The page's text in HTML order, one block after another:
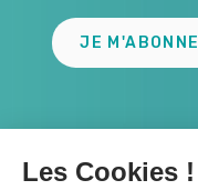
JE M'ABONNE